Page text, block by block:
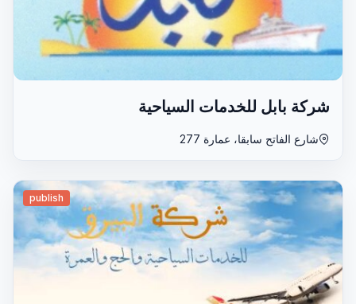
شركة بابل للخدمات السياحية
شارع الفاتح سابقا، عمارة 277
publish